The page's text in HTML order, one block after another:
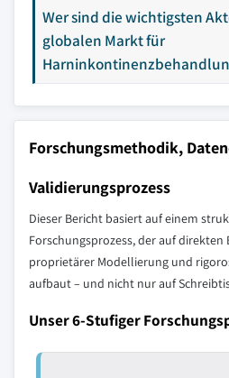
Wer sind die wichtigsten
globalen Markt für
Forschungsmethodik,
Validierungsprozess
Dieser Bericht basiert auf einem
Forschungsprozess, der auf direkten
proprietärer Modellierung und
aufbaut – und nicht nur auf
Unser 6-Stufiger